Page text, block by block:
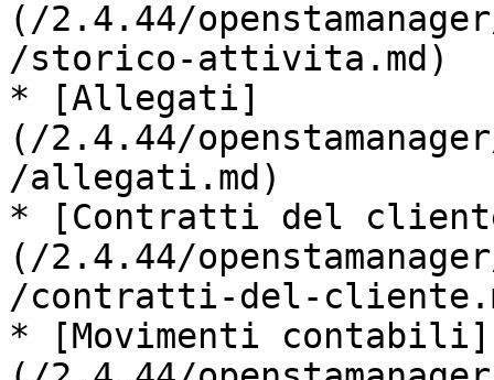
(/2.4.44/
/storico-attivita.md)
* [Allegati]
(/2.4.44/
/allegati.md)
* [Contratti del
(/2.4.44/
/contratti-del-
* [Movimenti contabili]